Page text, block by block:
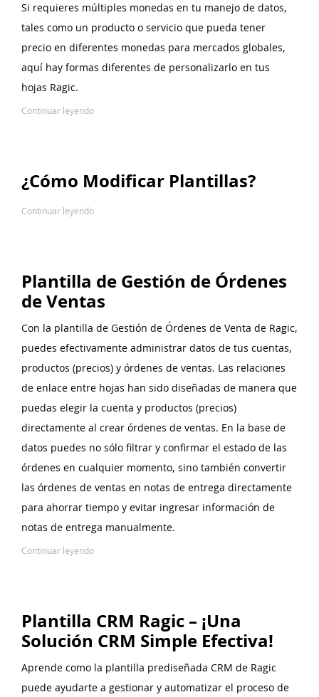
Si requieres múltiples monedas en tu manejo de datos,
tales como un producto o servicio que pueda tener
precio en diferentes monedas para mercados globales,
aquí hay formas diferentes de personalizarlo en tus
hojas Ragic.
Continuar leyendo
¿Cómo Modificar Plantillas?
Continuar leyendo
Plantilla de Gestión de Órdenes
de Ventas
Con la plantilla de Gestión de Órdenes de Venta de Ragic,
puedes efectivamente administrar datos de tus cuentas,
productos (precios) y órdenes de ventas. Las relaciones
de enlace entre hojas han sido diseñadas de manera que
puedas elegir la cuenta y productos (precios)
directamente al crear órdenes de ventas. En la base de
datos puedes no sólo filtrar y confirmar el estado de las
órdenes en cualquier momento, sino también convertir
las órdenes de ventas en notas de entrega directamente
para ahorrar tiempo y evitar ingresar información de
notas de entrega manualmente.
Continuar leyendo
Plantilla CRM Ragic – ¡Una
Solución CRM Simple Efectiva!
Aprende como la plantilla prediseñada CRM de Ragic
puede ayudarte a gestionar y automatizar el proceso de